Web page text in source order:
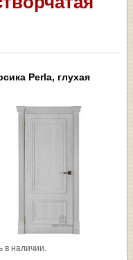
Рerla, глухая
в наличии.